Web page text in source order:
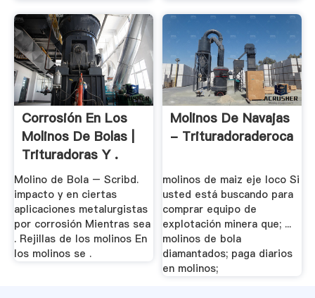
Corrosión En Los
Molinos De Bolas |
Trituradoras Y .
Molino de Bola – Scribd.
impacto y en ciertas
aplicaciones metalurgistas
por corrosión Mientras sea
. Rejillas de los molinos En
los molinos se .
Molinos De Navajas
- Trituradoraderoca
molinos de maiz eje loco Si
usted está buscando para
comprar equipo de
explotación minera que; ...
molinos de bola
diamantados; paga diarios
en molinos;